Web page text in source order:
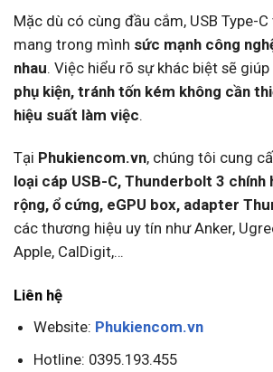
Mặc dù có cùng đầu cắm, USB Type-
mang trong mình sức mạnh công
nhau. Việc hiểu rõ sự khác biệt sẽ giúp
phụ kiện, tránh tốn kém không cần
hiệu suất làm việc.
Tại Phukiencom.vn, chúng tôi cung
loại cáp USB-C, Thunderbolt 3 chính
rộng, ổ cứng, eGPU box, adapter
các thương hiệu uy tín như Anker,
Apple, CalDigit,…
Liên hệ
Website: Phukiencom.vn
Hotline: 0395.193.455